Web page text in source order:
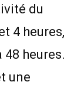
du
4 heures,
heures.
une